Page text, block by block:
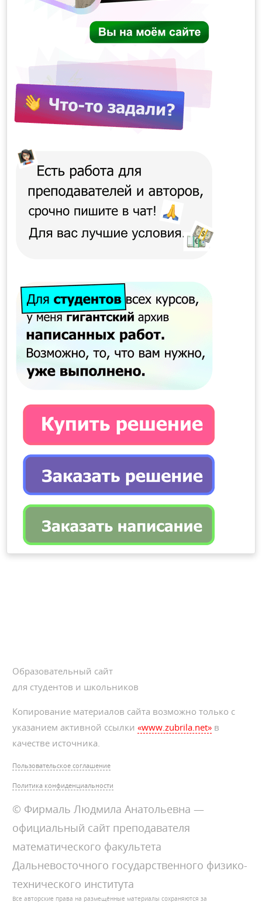
Образовательный сайт
для студентов и школьников
Копирование материалов сайта возможно только с
указанием активной ссылки«www.zubrila.net» в
качестве источника.
Пользовательское соглашение
Политика конфиденциальности
© Фирмаль Людмила Анатольевна —
официальный сайт преподавателя
математического факультета
Дальневосточного государственного физико-
технического института
Все авторские права на размещённые материалы сохраняются за